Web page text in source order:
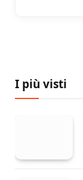
I più visti